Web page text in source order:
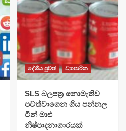
දේශීය පුවත් ව්‍යාපාරික
SLS බලපත්‍ර නොමැතිව
පවත්වාගෙන ගිය පන්නල
ටින් මාළු
නිෂ්පාදනාගාරයක්